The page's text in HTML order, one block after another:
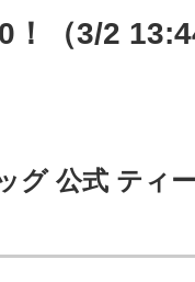
（3/2
グ 公式 ティ